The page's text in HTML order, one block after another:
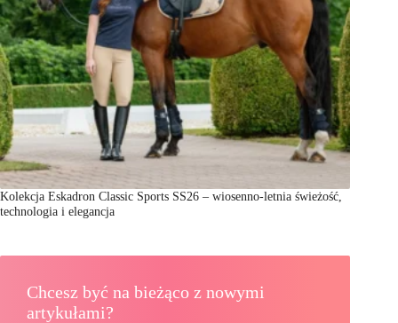
Kolekcja Eskadron Classic Sports SS26 – wiosenno-letnia świeżość,
technologia i elegancja
Chcesz być na bieżąco z nowymi
artykułami?